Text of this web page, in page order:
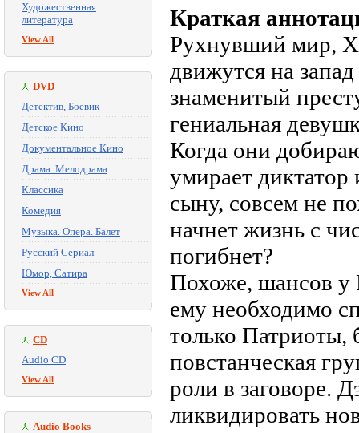
Художественная
литература
View All
DVD
Детектив, Боевик
Детское Кино
Документальное Кино
Драма. Мелодрама
Классика
Комедия
Музыка. Опера. Балет
Русский Сериал
Юмор, Сатира
View All
CD
Audio CD
View All
Audio Books
Краткая
Рухнувший мир,
движутся на
знаменитый
гениальная
Когда они
умирает диктатор
сыну, совсем не
начнет жизнь с
погибнет?
Похоже, шансов у
ему необходимо
только Патриоты,
повстанческая
роли в заговоре.
ликвидировать